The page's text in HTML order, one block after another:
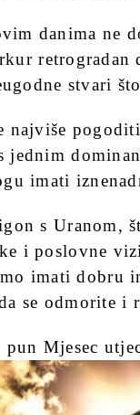
danima ne
retrogradan
stvari
najviše
jednim
imati
s Uranom,
i poslovne
imati
se odmorite i
Mjesec